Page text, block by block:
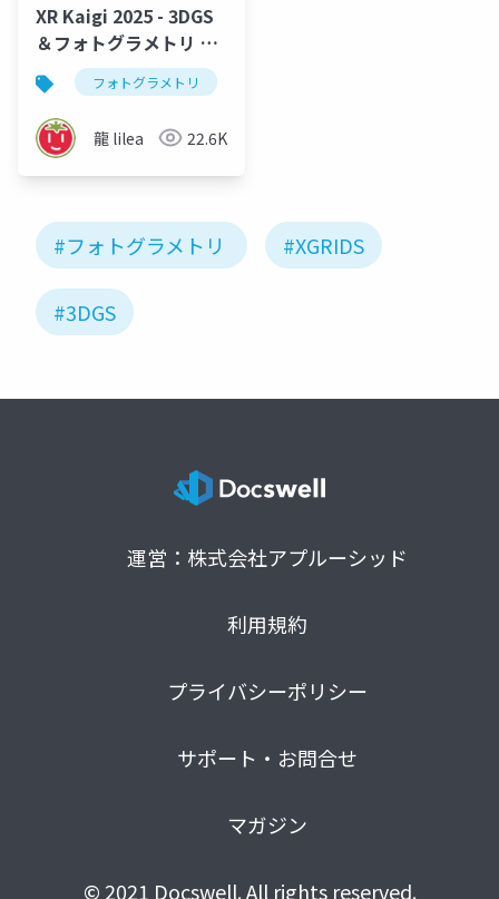
XR Kaigi 2025 - 3DGS
＆フォトグラメトリ 前
川國男邸事例とXGRIDS
TIPS
フォトグラメトリ
龍 lilea 22.6K
#フォトグラメトリ #XGRIDS
#3DGS
運営：株式会社アプルーシッド
利用規約
プライバシーポリシー
サポート・お問合せ
マガジン
© 2021 Docswell. All rights reserved.